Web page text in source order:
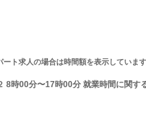
ト求人の場合は時間額を表示しています
時00分〜17時00分 就業時間に関す